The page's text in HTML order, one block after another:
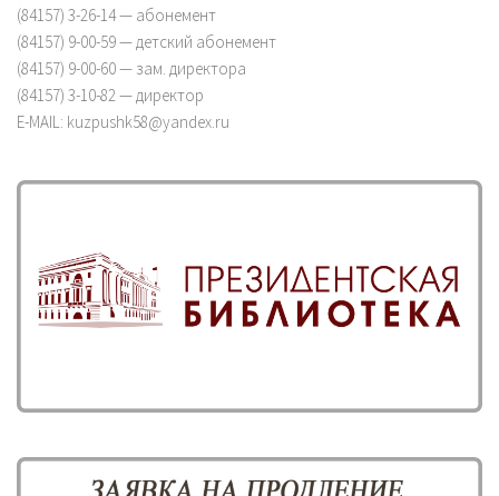
(84157) 3-26-14 — абонемент
(84157) 9-00-59 — детский абонемент
(84157) 9-00-60 — зам. директора
(84157) 3-10-82 — директор
E-MAIL: kuzpushk58@yandex.ru